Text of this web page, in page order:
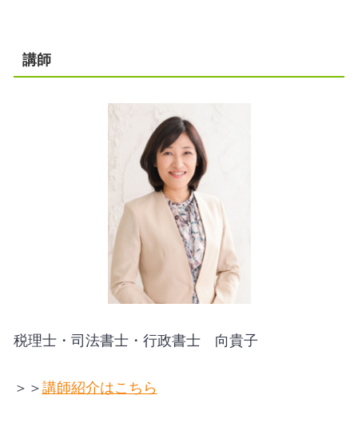
講師
税理士・司法書士・行政書士 向貴子
＞＞ 講師紹介はこちら